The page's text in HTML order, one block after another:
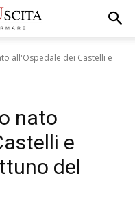
all'Ospedale dei Castelli e
nato
e
del